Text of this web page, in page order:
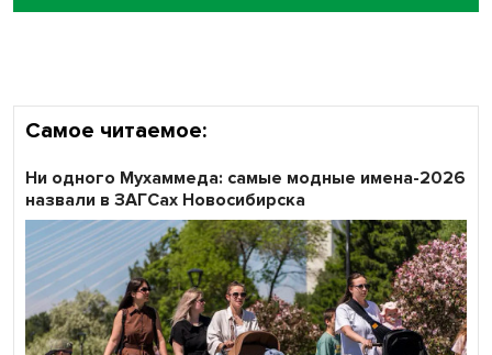
Самое читаемое:
Ни одного Мухаммеда: самые модные имена-2026
назвали в ЗАГСах Новосибирска